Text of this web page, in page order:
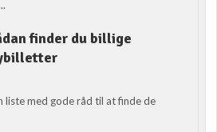
finder du billige
liste med gode råd til at finde de